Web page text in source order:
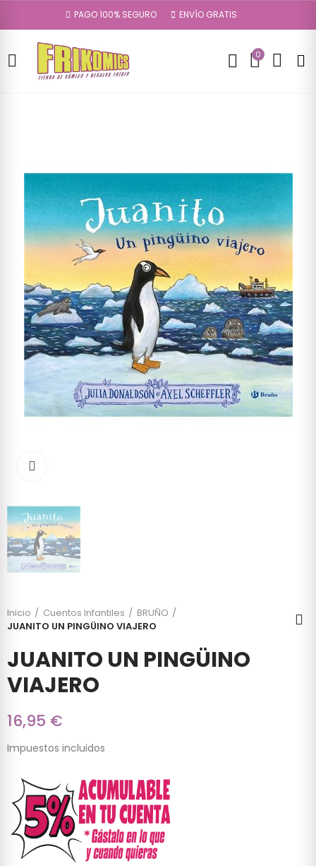
PAGO 100% SEGURO ENVÍO GRATIS
0
Inicio Cuentos Infantiles
BRUÑO
JUANITO UN PINGÜINO VIAJERO
JUANITO UN PINGÜINO
VIAJERO
16,95 €
Impuestos incluidos